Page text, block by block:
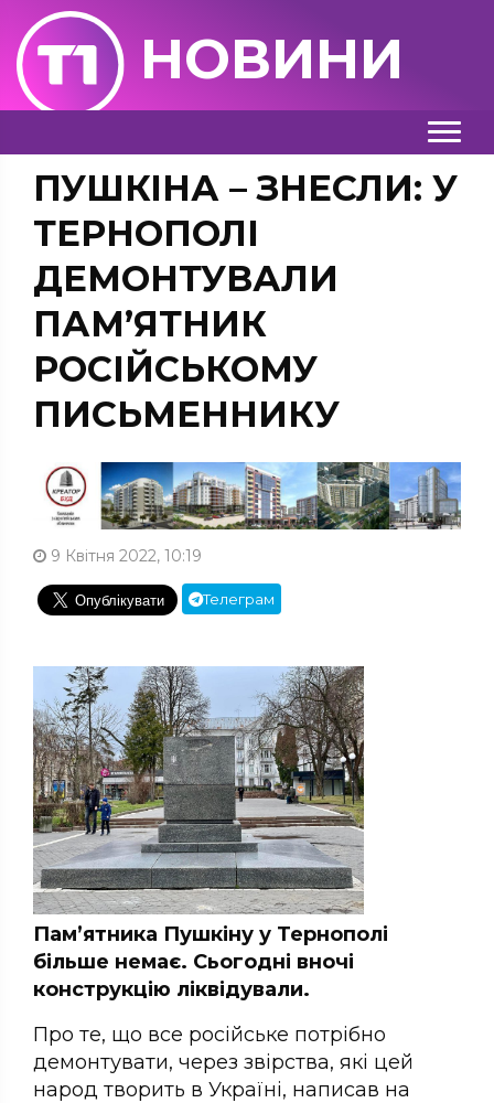
НОВИНИ
ПУШКІНА – ЗНЕСЛИ: У
ТЕРНОПОЛІ
ДЕМОНТУВАЛИ
ПАМ’ЯТНИК
РОСІЙСЬКОМУ
ПИСЬМЕННИКУ
9 Квітня 2022, 10:19
Телеграм
Пам’ятника Пушкіну у Тернополі
більше немає. Сьогодні вночі
конструкцію ліквідували.
Про те, що все російське потрібно
демонтувати, через звірства, які цей
народ творить в Україні, написав на